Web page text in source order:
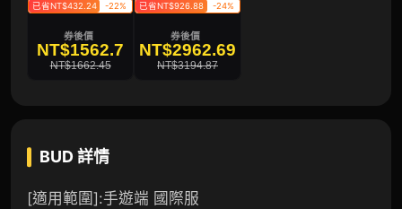
已省NT$432.24 -22%
券後價
NT$1562.7
NT$1662.45
已省NT$926.88 -24%
券後價
NT$2962.69
NT$3194.87
BUD 詳情
[適用範圍]:手遊端 國際服